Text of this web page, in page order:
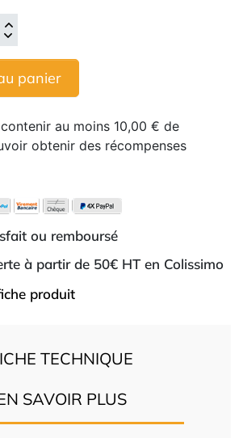
panier
au moins 10,00 € de
obtenir des récompenses
ou remboursé
à partir de 50€ HT en Colissimo
produit
TECHNIQUE
SAVOIR PLUS